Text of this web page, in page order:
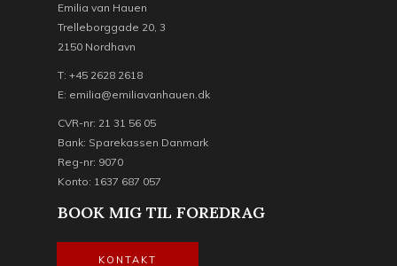
Emilia van Hauen
Trelleborggade 20, 3
2150 Nordhavn
T: +45 2628 2618
E: emilia@emiliavanhauen.dk
CVR-nr: 21 31 56 05
Bank: Sparekassen Danmark
Reg-nr: 9070
Konto: 1637 687 057
BOOK MIG TIL FOREDRAG
KONTAKT